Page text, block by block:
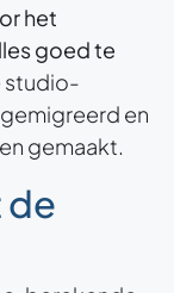
het
goed te
studio-
en
gemaakt.
de